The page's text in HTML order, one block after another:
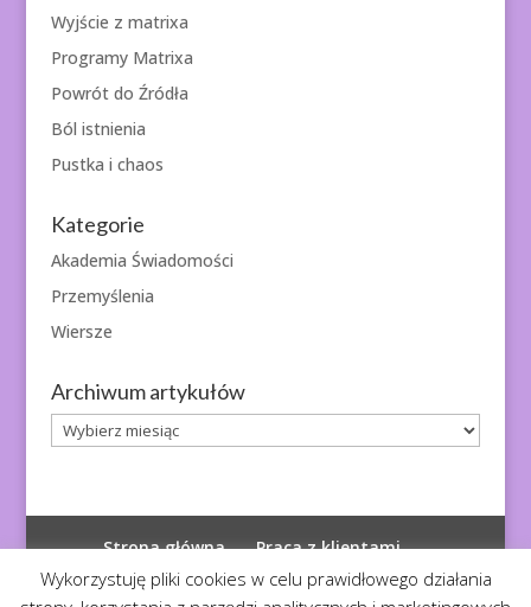
Wyjście z matrixa
Programy Matrixa
Powrót do Źródła
Ból istnienia
Pustka i chaos
Kategorie
Akademia Świadomości
Przemyślenia
Wiersze
Archiwum artykułów
Archiwum
artykułów
Strona główna
Praca z klientami
Polityka prywatności
Wykorzystuję pliki cookies w celu prawidłowego działania